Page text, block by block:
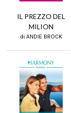
IL PREZZO DEL
MILION
di ANDIE BROCK